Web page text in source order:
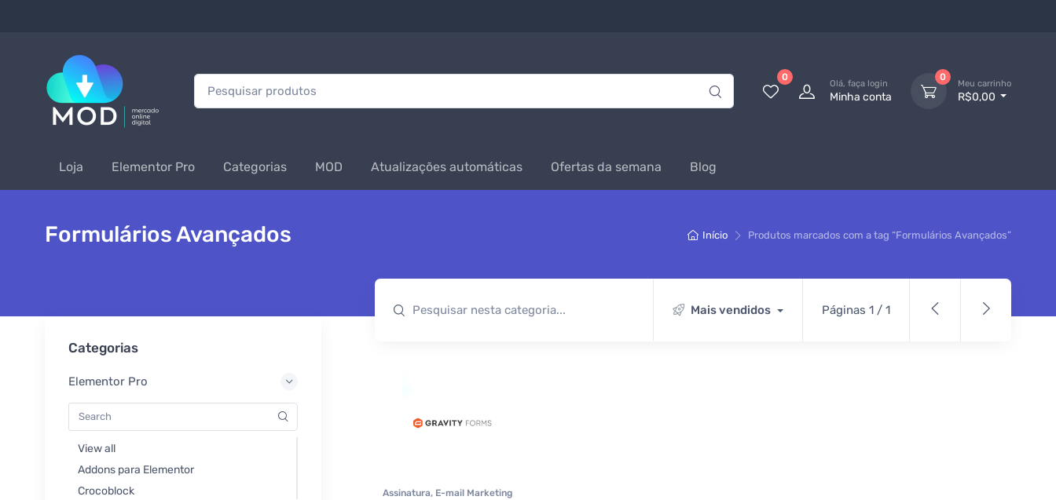
Procurar: 0
Olá, faça login
Minha conta
0
Meu carrinho
R$0,00
Loja Elementor Pro Categorias MOD Atualizações automáticas Ofertas da semana Blog
Início Produtos marcados com a tag “Formulários Avançados”
Formulários Avançados
Mais vendidos Páginas 1 / 1
Assinatura, E-mail Marketing
Categorias
Elementor Pro
View all
Addons para Elementor
Crocoblock